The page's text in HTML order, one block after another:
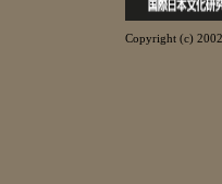
Copyright (c)